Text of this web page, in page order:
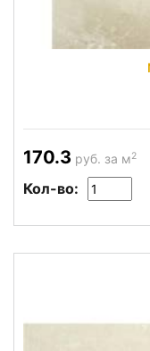
170.3 руб. за м2
Кол-во: